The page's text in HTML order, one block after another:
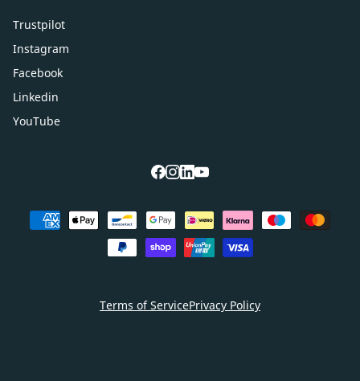
Trustpilot
Instagram
Facebook
Linkedin
YouTube
facebook
instagram
linkedin
youtube
Terms of ServicePrivacy Policy